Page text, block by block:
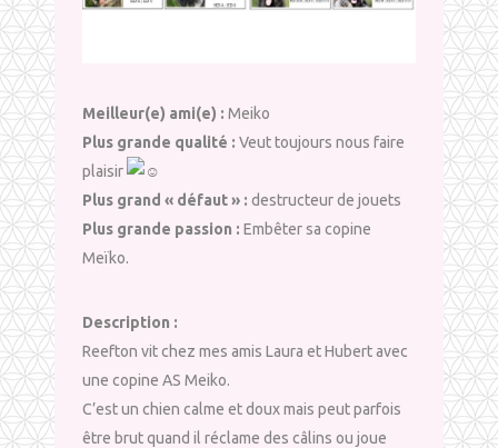
Meilleur(e) ami(e) : Meiko
Plus grande qualité : Veut toujours nous faire
plaisir
Plus grand « défaut » : destructeur de jouets
Plus grande passion : Embêter sa copine
Meïko.
Description :
Reefton vit chez mes amis Laura et Hubert avec
une copine AS Meiko.
C’est un chien calme et doux mais peut parfois
être brut quand il réclame des câlins ou joue